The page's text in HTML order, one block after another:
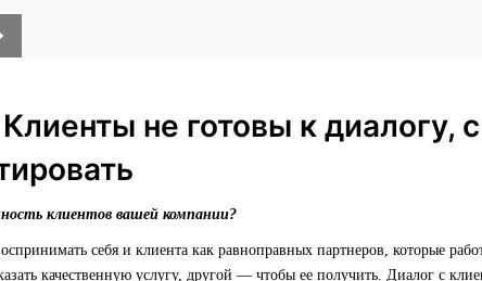
не готовы к диалогу,
клиентов вашей компании?
себя и клиента как равноправных партнеров, которые
качественную услугу, другой — чтобы ее получить. Диалог с